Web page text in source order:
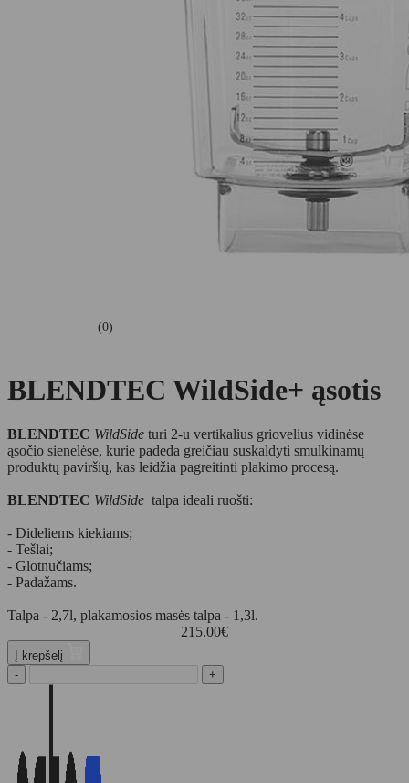
(0)
BLENDTEC WildSide+ ąsotis
BLENDTEC WildSide turi 2-u vertikalius griovelius vidinėse
ąsočio sienelėse, kurie padeda greičiau suskaldyti smulkinamų
produktų paviršių, kas leidžia pagreitinti plakimo procesą.
BLENDTEC WildSide talpa ideali ruošti:
- Dideliems kiekiams;
- Tešlai;
- Glotnučiams;
- Padažams.
Talpa - 2,7l, plakamosios masės talpa - 1,3l.
215.00€
Į krepšelį
-
+